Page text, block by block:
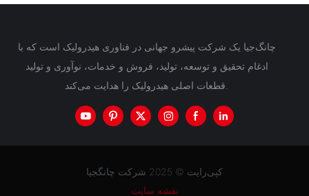
چانگ‌جیا یک شرکت پیشرو جهانی در فناوری هیدرولیک است که با
ادغام تحقیق و توسعه، تولید، فروش و خدمات، نوآوری و تولید
کپی‌رایت © 2025 شرکت چانگجیا
نقشه سایت